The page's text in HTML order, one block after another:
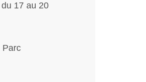
17 au 20
Parc